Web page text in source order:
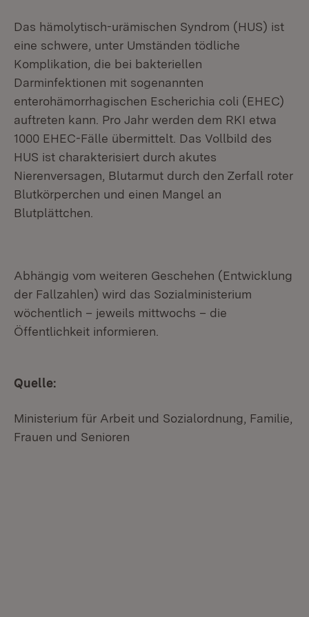
Das hämolytisch-urämischen Syndrom (HUS) ist
eine schwere, unter Umständen tödli­che
Komplikation, die bei bakteriellen
Darminfektionen mit sogenannten
enterohämorrhagischen Escherichia coli (EHEC)
auftreten kann. Pro Jahr werden dem RKI etwa
1000 EHEC-Fälle übermittelt. Das Vollbild des
HUS ist charakterisiert durch akutes
Nierenversagen, Blutarmut durch den Zerfall roter
Blutkörperchen und einen Mangel an
Blutplättchen.
Abhängig vom weiteren Geschehen (Entwicklung
der Fallzahlen) wird das Sozialmi­nisterium
wöchentlich – jeweils mittwochs – die
Öffentlichkeit informieren.
Quelle:
Ministerium für Arbeit und Sozialordnung, Familie,
Frauen und Senioren